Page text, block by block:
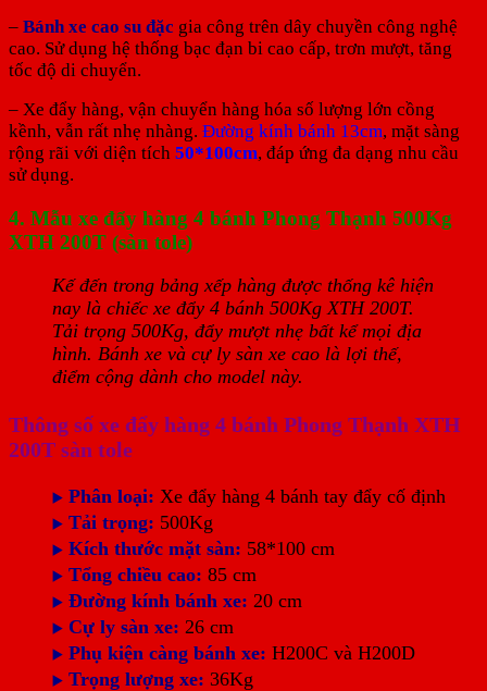
– Bánh xe cao su đặc gia công trên dây chuyền công nghệ
cao. Sử dụng hệ thống bạc đạn bi cao cấp, trơn mượt, tăng
tốc độ di chuyển.
– Xe đẩy hàng, vận chuyển hàng hóa số lượng lớn cồng
kềnh, vẫn rất nhẹ nhàng. Đường kính bánh 13cm, mặt sàng
rộng rãi với diện tích 50*100cm, đáp ứng đa dạng nhu cầu
sử dụng.
4. Mẫu xe đẩy hàng 4 bánh Phong Thạnh 500Kg
XTH 200T (sàn tole)
Kế đến trong bảng xếp hàng được thống kê hiện
nay là chiếc xe đẩy 4 bánh 500Kg XTH 200T.
Tải trọng 500Kg, đẩy mượt nhẹ bất kể mọi địa
hình. Bánh xe và cự ly sàn xe cao là lợi thế,
điểm cộng dành cho model này.
Thông số xe đẩy hàng 4 bánh Phong Thạnh XTH
200T sàn tole
▶️ Phân loại: Xe đẩy hàng 4 bánh tay đẩy cố định
▶️ Tải trọng: 500Kg
▶️ Kích thước mặt sàn: 58*100 cm
▶️ Tổng chiều cao: 85 cm
▶️ Đường kính bánh xe: 20 cm
▶️ Cự ly sàn xe: 26 cm
▶️ Phụ kiện càng bánh xe: H200C và H200D
▶️ Trọng lượng xe: 36Kg